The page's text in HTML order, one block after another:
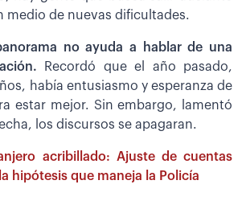
medio de nuevas dificultades.
no ayuda a hablar de una
Recordó que el año pasado,
había entusiasmo y esperanza de
estar mejor. Sin embargo, lamentó
los discursos se apagaran.
acribillado: Ajuste de cuentas
hipótesis que maneja la Policía